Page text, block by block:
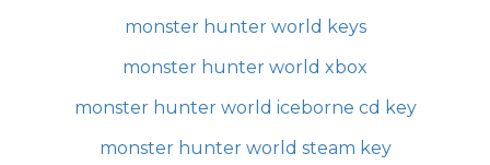
monster hunter world keys
monster hunter world xbox
monster hunter world iceborne cd key
monster hunter world steam key